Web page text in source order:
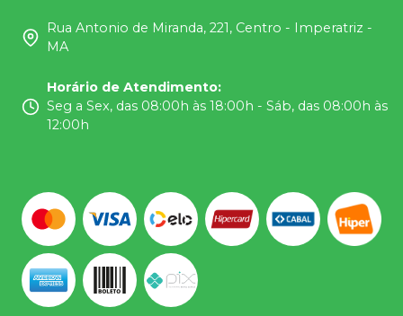
Rua Antonio de Miranda, 221, Centro - Imperatriz -
MA
Horário de Atendimento:
Seg a Sex, das 08:00h às 18:00h - Sáb, das 08:00h às
12:00h